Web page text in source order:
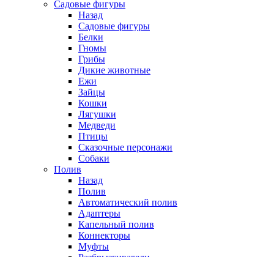
Садовые фигуры
Назад
Садовые фигуры
Белки
Гномы
Грибы
Дикие животные
Ежи
Зайцы
Кошки
Лягушки
Медведи
Птицы
Сказочные персонажи
Собаки
Полив
Назад
Полив
Автоматический полив
Адаптеры
Капельный полив
Коннекторы
Муфты